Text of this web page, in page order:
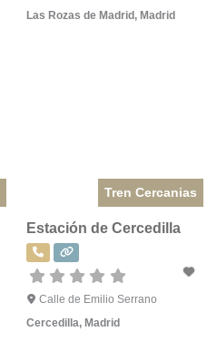
Las Rozas de Madrid,Madrid
Tren Cercanias
Estación de Cercedilla
Calle de Emilio Serrano
Cercedilla, Madrid